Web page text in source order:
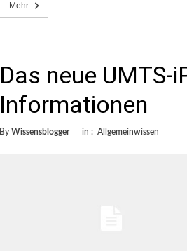
Mehr
Das neue UMTS-
Informationen
By Wissensblogger in : Allgemeinwissen